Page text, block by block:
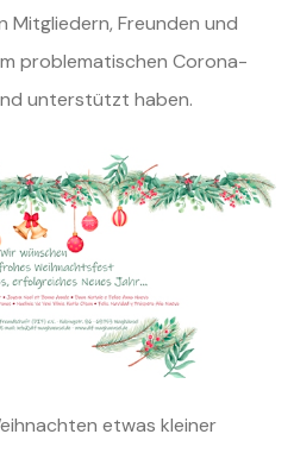
Mitgliedern, Freunden und
problematischen Corona-
unterstützt haben.
etwas kleiner